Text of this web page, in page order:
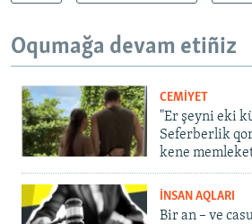
Oqumağa devam etiñiz
CEMİYET
"Er şeyni eki
Seferberlik
kene
İNSAN AQLARI
Bir an – ve